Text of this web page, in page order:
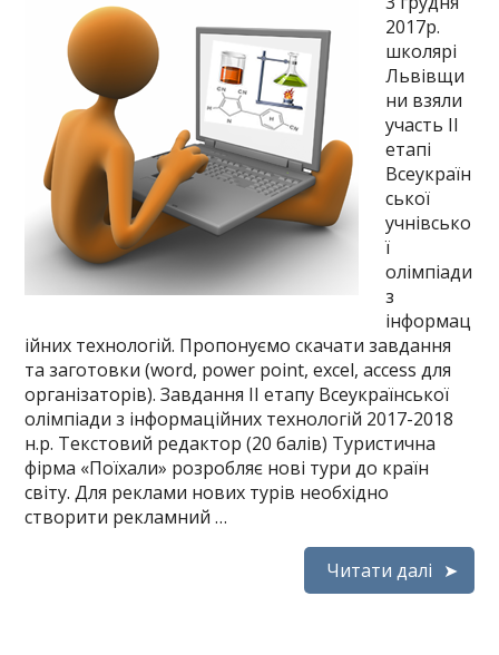
2017р.
школярі
Львівщи
ни взяли
участь ІІ
етапі
Всеукраїн
ської
учнівсько
ї
олімпіади
з
інформац
ійних технологій. Пропонуємо скачати завдання
та заготовки (word, power point, excel, access для
організаторів). Завдання ІІ етапу Всеукраїнської
олімпіади з інформаційних технологій 2017-2018
н.р. Текстовий редактор (20 балів) Туристична
фірма «Поїхали» розробляє нові тури до країн
світу. Для реклами нових турів необхідно
створити рекламний …
Читати далі